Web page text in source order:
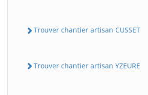
Trouver chantier artisan CUSSET
Trouver chantier artisan YZEURE